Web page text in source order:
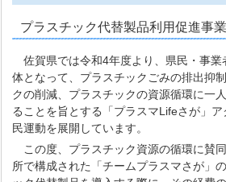
プラスチック代替製品利用促進事
佐賀県では令和4年度より、県民・事業
体となって、プラスチックごみの排出抑
クの削減、プラスチックの資源循環に一
ることを旨とする「プラスマLifeさが」
民運動を展開しています。
この度、プラスチック資源の循環に賛
所で構成された「チームプラスマさが」